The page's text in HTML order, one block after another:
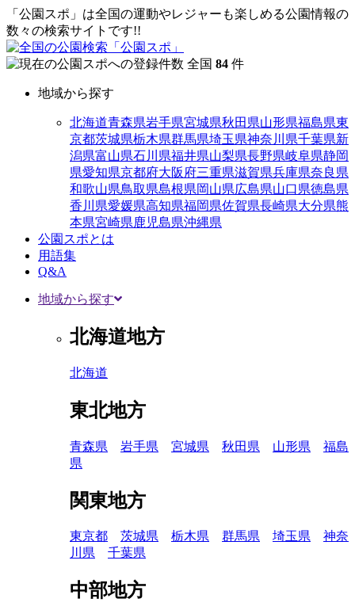
「公園スポ」は全国の運動やレジャーも楽しめる公園情報の
数々の検索サイトです!!
全国 84 件
地域から探す
北海道青森県岩手県宮城県秋田県山形県福島県東
京都茨城県栃木県群馬県埼玉県神奈川県千葉県新
潟県富山県石川県福井県山梨県長野県岐阜県静岡
県愛知県京都府大阪府三重県滋賀県兵庫県奈良県
和歌山県鳥取県島根県岡山県広島県山口県徳島県
香川県愛媛県高知県福岡県佐賀県長崎県大分県熊
本県宮崎県鹿児島県沖縄県
公園スポとは
用語集
Q&A
地域から探す
北海道地方
北海道
東北地方
青森県 岩手県 宮城県 秋田県 山形県
福島
県
関東地方
東京都 茨城県 栃木県 群馬県 埼玉県
神奈
川県
千葉県
中部地方